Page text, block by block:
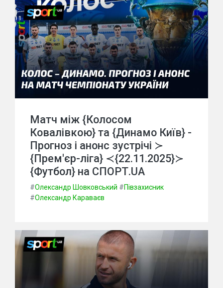
Матч між {Колосом
Ковалівкою} та {Динамо Київ} -
Прогноз і анонс зустрічі ≻
{Прем'єр-ліга} ≺{22.11.2025}≻
{Футбол} на СПОРТ.UA
#Олександр Шовковський #Півзахисник
#Олександр Караваєв